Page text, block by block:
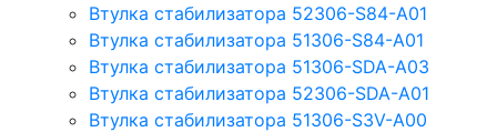
Втулка стабилизатора 52306-S84-A01
Втулка стабилизатора 51306-S84-A01
Втулка стабилизатора 51306-SDA-A03
Втулка стабилизатора 52306-SDA-A01
Втулка стабилизатора 51306-S3V-A00